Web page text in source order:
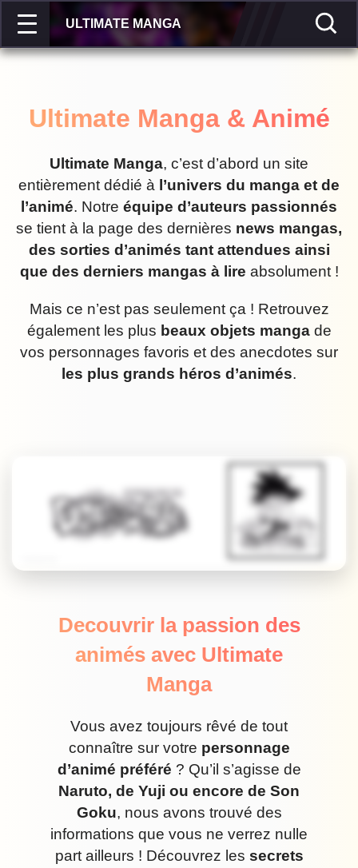
ULTIMATE MANGA
Ultimate Manga & Animé
Ultimate Manga, c’est d’abord un site
entièrement dédié à l’univers du manga et de
l’animé. Notre équipe d’auteurs passionnés
se tient à la page des dernières news mangas,
des sorties d’animés tant attendues ainsi
que des derniers mangas à lire absolument !
Mais ce n’est pas seulement ça ! Retrouvez
également les plus beaux objets mangade
vos personnages favoris et des anecdotes sur
les plus grands héros d’animés.
Decouvrir la passion des
animés avec Ultimate
Manga
Vous avez toujours rêvé de tout
connaître sur votre personnage
d’animé préféré ? Qu’il s’agisse de
Naruto, de Yuji ou encore de Son
Goku, nous avons trouvé des
informations que vous ne verrez nulle
part ailleurs ! Découvrez les secrets